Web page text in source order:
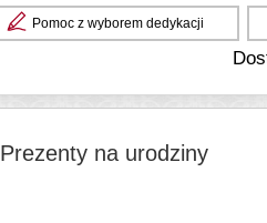
Pomoc z wyborem dedykacji
Prezenty na urodziny